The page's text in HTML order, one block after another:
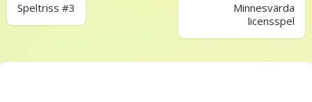
Speltriss #3
Minnesvärda
licensspel